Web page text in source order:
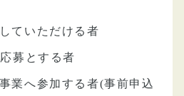
ていただける者
募とする者
業へ参加する者(事前申込